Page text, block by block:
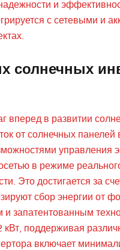
и
с сетевыми и
солнечных
вперед в развитии
от солнечных
управления
в режиме
Это достигается за
сбор энергии от
запатентованным
поддерживая
включает